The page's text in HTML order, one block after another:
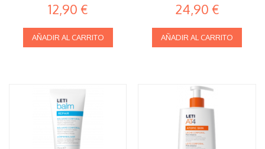
12,90 €
AÑADIR AL CARRITO
24,90 €
AÑADIR AL CARRITO